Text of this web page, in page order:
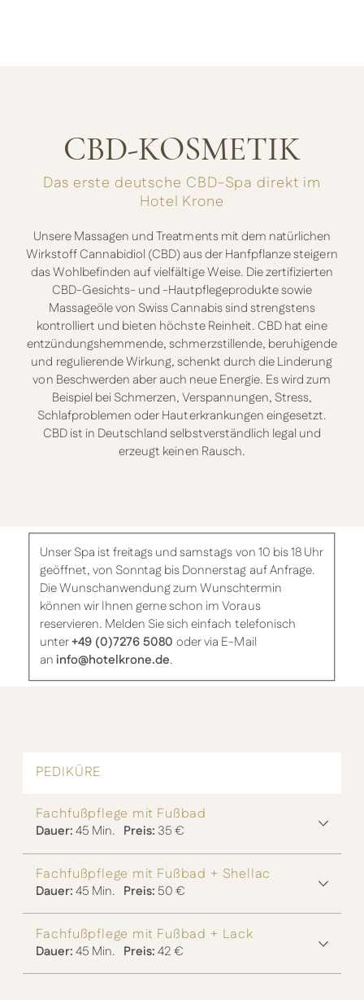
CBD-KOSMETIK
Das erste deutsche CBD-Spa direkt im
Hotel Krone
Unsere Massagen und Treatments mit dem natürlichen
Wirkstoff Cannabidiol (CBD) aus der Hanfpflanze steigern
das Wohlbefinden auf vielfältige Weise. Die zertifizierten
CBD-Gesichts- und -Hautpflegeprodukte sowie
Massageöle von Swiss Cannabis sind strengstens
kontrolliert und bieten höchste Reinheit. CBD hat eine
entzündungshemmende, schmerzstillende, beruhigende
und regulierende Wirkung, schenkt durch die Linderung
von Beschwerden aber auch neue Energie. Es wird zum
Beispiel bei Schmerzen, Verspannungen, Stress,
Schlafproblemen oder Hauterkrankungen eingesetzt.
CBD ist in Deutschland selbstverständlich legal und
erzeugt keinen Rausch.
Unser Spa ist freitags und samstags von 10 bis 18 Uhr
geöffnet, von Sonntag bis Donnerstag auf Anfrage.
Die Wunschanwendung zum Wunschtermin
können wir Ihnen gerne schon im Voraus
reservieren. Melden Sie sich einfach telefonisch
unter+49 (0)7276 5080 oder via E-Mail
aninfo@hotelkrone.de.
PEDIKÜRE
Fachfußpflege mit Fußbad
Dauer:45 Min. Preis: 35 €
Fachfußpflege mit Fußbad + Shellac
Dauer:45 Min. Preis: 50 €
Fachfußpflege mit Fußbad + Lack
Dauer:45 Min. Preis:42 €